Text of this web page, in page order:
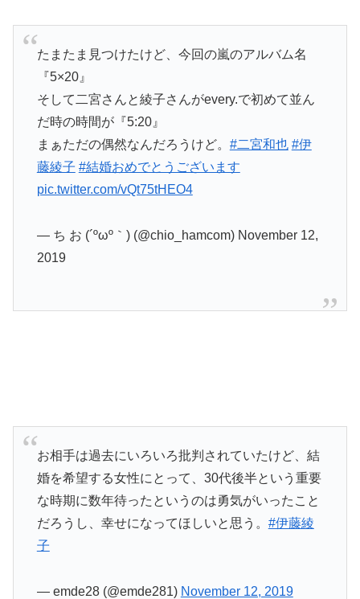
たまたま見つけたけど、今回の嵐のアルバム名
『5×20』
そして二宮さんと綾子さんがevery.で初めて並ん
だ時の時間が『5:20』
まぁただの偶然なんだろうけど。 #二宮和也 #伊
藤綾子 #結婚おめでとうございます
pic.twitter.com/vQt75tHEO4
— ち お (´ºωº｀) (@chio_hamcom) November 12,
2019
お相手は過去にいろいろ批判されていたけど、結
婚を希望する女性にとって、30代後半という重要
な時期に数年待ったというのは勇気がいったこと
だろうし、幸せになってほしいと思う。 #伊藤綾
子
— emde28 (@emde281) November 12, 2019